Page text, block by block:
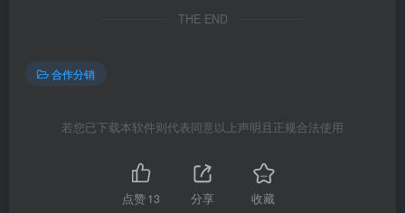
THE END
合作分销
若您已下载本软件则代表同意以上声明且正规合法使用
点赞13 分享 收藏